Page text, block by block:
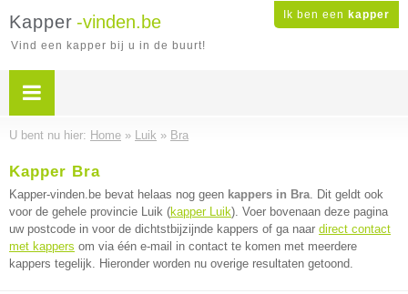
Ik ben een kapper
Kapper -vinden.be
Vind een kapper bij u in de buurt!
U bent nu hier: Home » Luik » Bra
Kapper Bra
Kapper-vinden.be bevat helaas nog geen kappers in Bra. Dit geldt ook
voor de gehele provincie Luik (kapper Luik). Voer bovenaan deze pagina
uw postcode in voor de dichtstbijzijnde kappers of ga naar direct contact
met kappers om via één e-mail in contact te komen met meerdere
kappers tegelijk. Hieronder worden nu overige resultaten getoond.